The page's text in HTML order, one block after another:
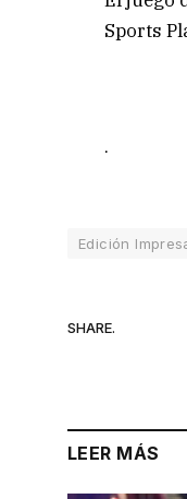
Sports
.
Edición
SHARE.
LEER MÁS